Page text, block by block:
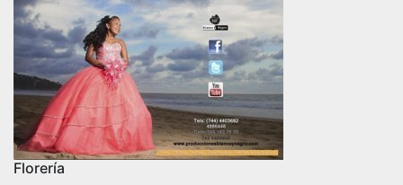
Florería